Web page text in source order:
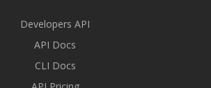
Developers API
API Docs
CLI Docs